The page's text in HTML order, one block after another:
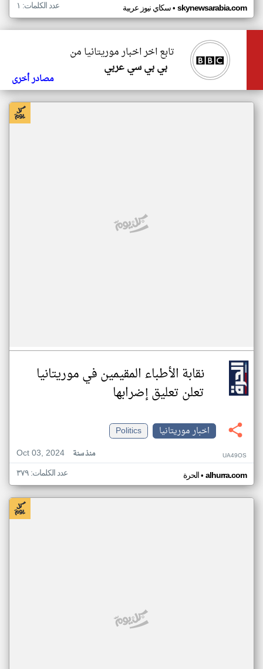
سكاي نيوز عربية• skynewsarabia.com عدد الكلمات: ١
تابع اخر اخبار موريتانيا من
بي بي سي عربي
مصادر أخرى
نقابة الأطباء المقيمين في موريتانيا
تعلن تعليق إضرابها
اخبار موريتانيا
Politics
Oct 03, 2024
منذ سنة UA49OS
الحرة• alhurra.com عدد الكلمات: ٣٧٩